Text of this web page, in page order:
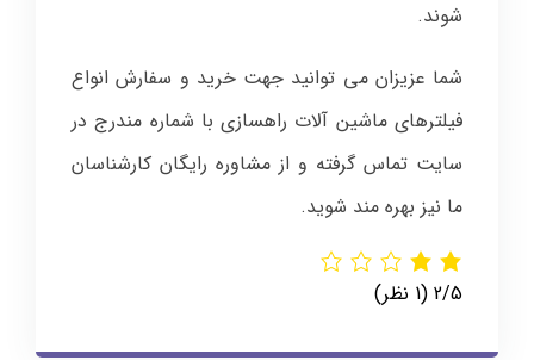
شوند.
شما عزیزان می توانید جهت خرید و سفارش انواع
فیلترهای ماشین آلات راهسازی با شماره مندرج در
سایت تماس گرفته و از مشاوره رایگان کارشناسان
ما نیز بهره مند شوید.
‫2/5 ‫(1 نظر)